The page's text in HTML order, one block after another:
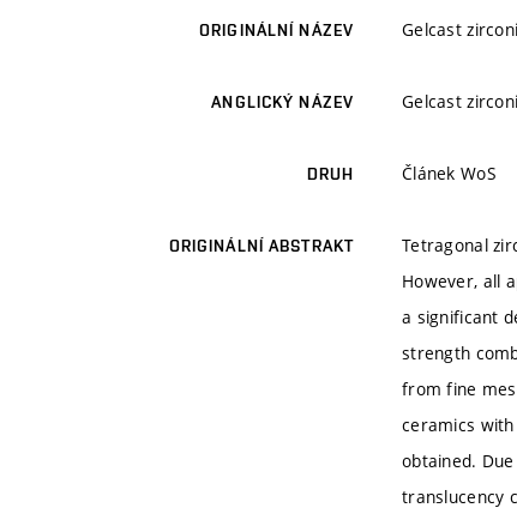
ORIGINÁLNÍ NÁZEV Gelcast
ANGLICKÝ NÁZEV Gelcast
DRUH Článek WoS
ORIGINÁLNÍ ABSTRAKT
Tetragonal
However, all
a significant
strength
from fine
ceramics
obtained.
translucency